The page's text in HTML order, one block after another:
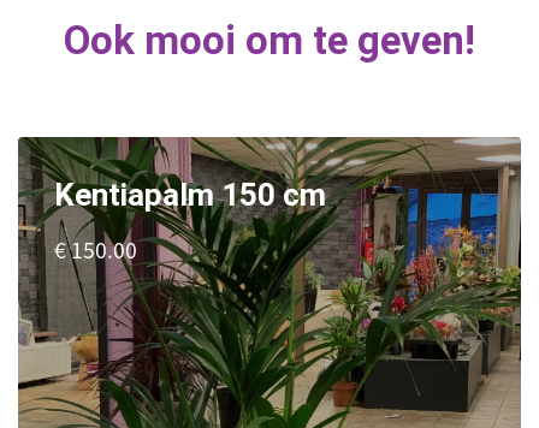
Ook mooi om te geven!
Kentiapalm 150 cm
€ 150.00